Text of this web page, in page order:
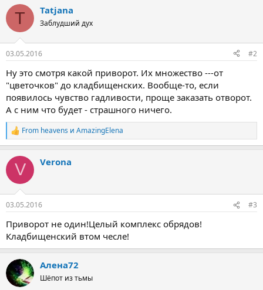
T Tatjana
Заблудший дух
03.05.2016 #2
Ну это смотря какой приворот. Их множество ---от
"цветочков" до кладбищенских. Вообще-то, если
появилось чувство гадливости, проще заказать отворот.
А с ним что будет - страшного ничего.
Р
е
к
и
From heavens и AmazingElena
V Verona
03.05.2016 #3
Приворот не один!Целый комплекс обрядов!
Кладбищенский втом чесле!
Алена72
Шёпот из тьмы